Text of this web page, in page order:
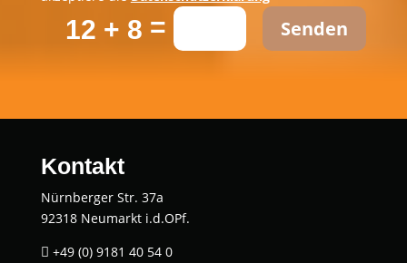
12 + 8 = Senden
Kontakt
Nürnberger Str. 37a
92318 Neumarkt i.d.OPf.
 +49 (0) 9181 40 54 0